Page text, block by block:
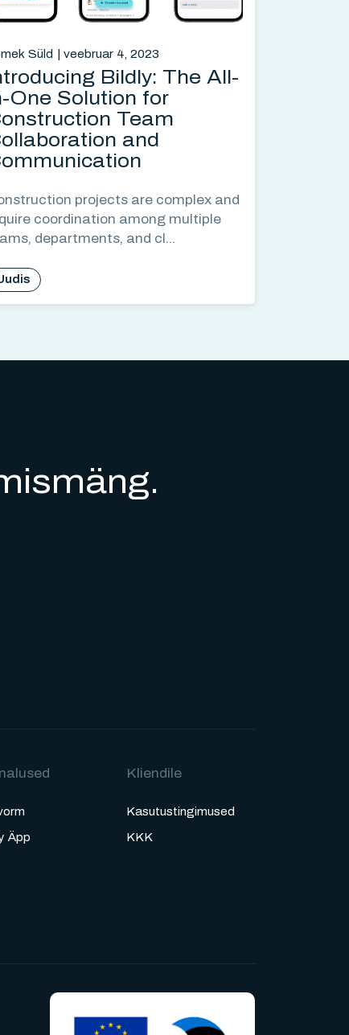
Süld veebruar 4, 2023
Bildly: The All-
One Solution for
Team
and
projects are complex and
coordination among multiple
departments, and cl...
Äpp
Kliendile
Kasutustingimused
KKK